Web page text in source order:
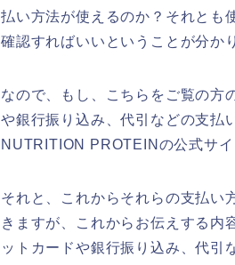
払い方法が使えるのか？それとも
確認すればいいということが分か
なので、もし、こちらをご覧の方
や銀行振り込み、代引などの支払
NUTRITION PROTEINの公式サ
それと、これからそれらの支払い
きますが、これからお伝えする
ットカードや銀行振り込み、代引